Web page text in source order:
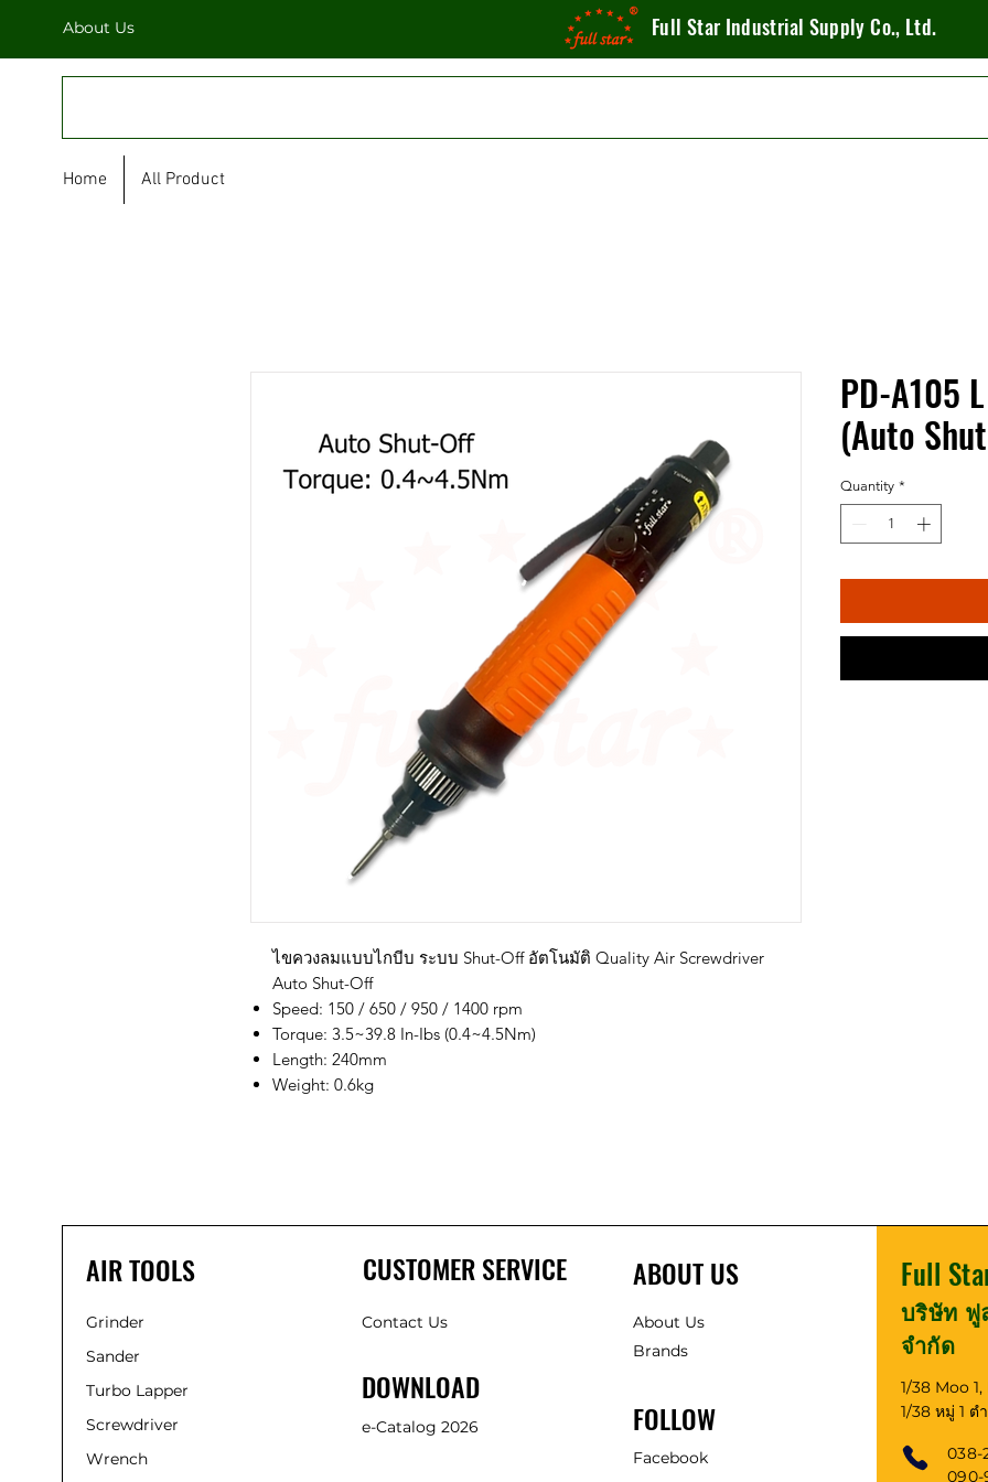
About Us Full Star Industrial Supply Co., Ltd.
Home All Product
ไขควงลมแบบไกบีบ ระบบ Shut-Off อัตโนมัติ Quality Air Screwdriver
Auto Shut-Off
Speed: 150 / 650 / 950 / 1400 rpm
Torque: 3.5~39.8 In-Ibs (0.4~4.5Nm)
Length: 240mm
Weight: 0.6kg
PD-A105
(Auto
Quantity *
AIR TOOLS
Grinder
Sander
Turbo Lapper
Screwdriver
Wrench
CUSTOMER SERVICE
Contact Us
DOWNLOAD
e-Catalog 2026
ABOUT US
About Us
Brands
FOLLOW
Facebook
Full
บริษัท ฟู
จำกัด
1/38 Moo
1/38 หมู่ 1 ต
038-